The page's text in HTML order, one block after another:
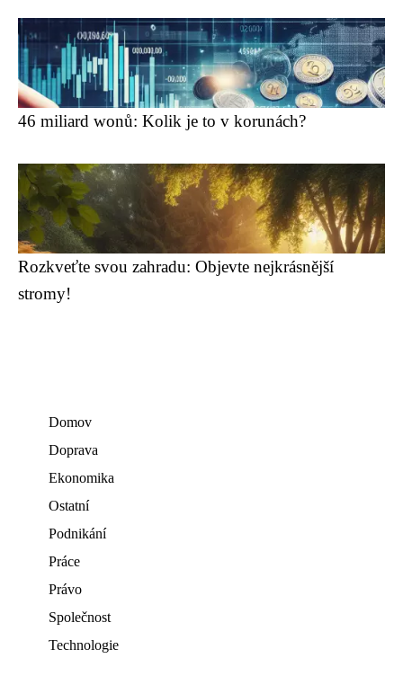
46 miliard wonů: Kolik je to v korunách?
Rozkveťte svou zahradu: Objevte nejkrásnější
stromy!
Domov
Doprava
Ekonomika
Ostatní
Podnikání
Práce
Právo
Společnost
Technologie